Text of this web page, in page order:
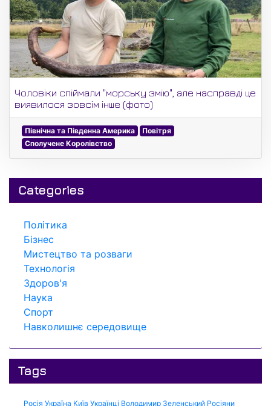
Чоловіки спіймали "морську змію", але насправді це
виявилося зовсім інше (фото)
Північна та Південна Америка
Повітря
Сполучене Королівство
Categories
Політика
Бізнес
Мистецтво та розваги
Технологія
Здоров'я
Наука
Спорт
Навколишнє середовище
Tags
Росія Україна Київ Українці Володимир Зеленський Росіяни